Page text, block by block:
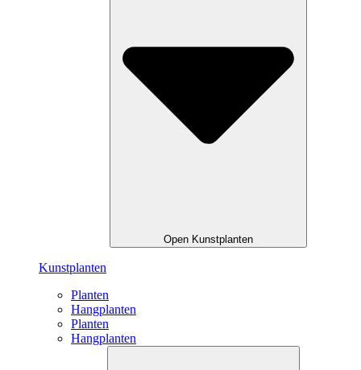
Open Kunstplanten
Kunstplanten
Planten
Hangplanten
Planten
Hangplanten